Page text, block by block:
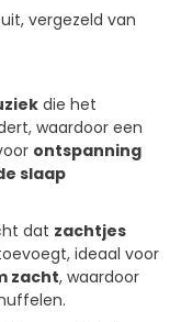
vergezeld van
die het
waardoor een
ontspanning
slaap
dat zachtjes
ideaal voor
zacht, waardoor